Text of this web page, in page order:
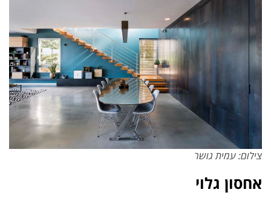
צילום: עמית גושר
אחסון גלוי